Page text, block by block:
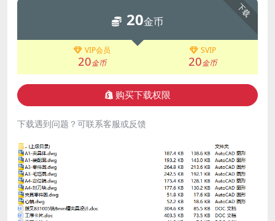
下载
20金币
VIP会员
20金币
SVIP
20金币
购买下载权限
下载遇到问题？可联系客服或反馈